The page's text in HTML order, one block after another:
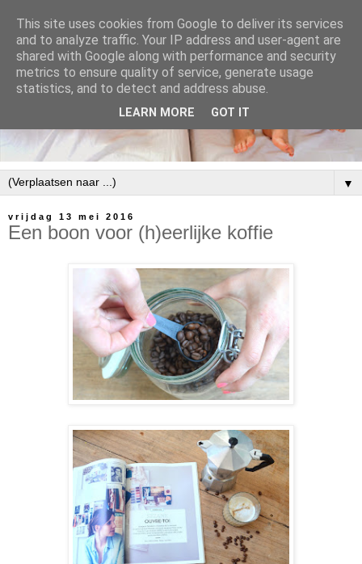
▼
vrijdag 13 mei 2016
Een boon voor (h)eerlijke koffie
This site uses cookies from Google to deliver its services
and to analyze traffic. Your IP address and user-agent are
shared with Google along with performance and security
metrics to ensure quality of service, generate usage
statistics, and to detect and address abuse.
LEARN MORE GOT IT